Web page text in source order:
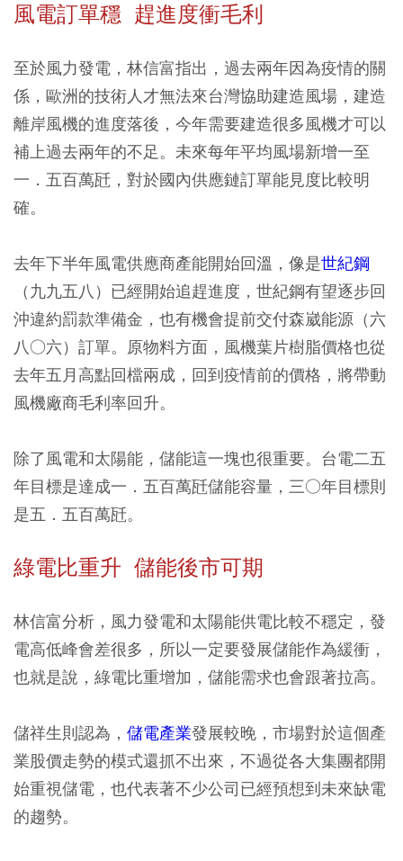
風電訂單穩 趕進度衝毛利
至於風力發電，林信富指出，過去兩年因為疫情的關
係，歐洲的技術人才無法來台灣協助建造風場，建造
離岸風機的進度落後，今年需要建造很多風機才可以
補上過去兩年的不足。未來每年平均風場新增一至
一．五百萬瓩，對於國內供應鏈訂單能見度比較明
確。
去年下半年風電供應商產能開始回溫，像是世紀鋼
（九九五八）已經開始追趕進度，世紀鋼有望逐步回
沖違約罰款準備金，也有機會提前交付森崴能源（六
八○六）訂單。原物料方面，風機葉片樹脂價格也從
去年五月高點回檔兩成，回到疫情前的價格，將帶動
風機廠商毛利率回升。
除了風電和太陽能，儲能這一塊也很重要。台電二五
年目標是達成一．五百萬瓩儲能容量，三○年目標則
是五．五百萬瓩。
綠電比重升 儲能後市可期
林信富分析，風力發電和太陽能供電比較不穩定，發
電高低峰會差很多，所以一定要發展儲能作為緩衝，
也就是說，綠電比重增加，儲能需求也會跟著拉高。
儲祥生則認為， 儲電產業發展較晚，市場對於這個產
業股價走勢的模式還抓不出來，不過從各大集團都開
始重視儲電，也代表著不少公司已經預想到未來缺電
的趨勢。